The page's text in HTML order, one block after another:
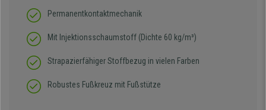
Permanentkontaktmechanik
Mit Injektionsschaumstoff (Dichte 60 kg/m³)
Strapazierfähiger Stoffbezug in vielen Farben
Robustes Fußkreuz mit Fußstütze